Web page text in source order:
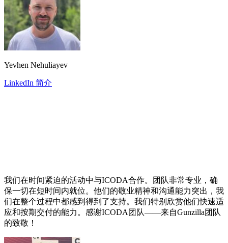
Yevhen Nehuliayev
LinkedIn 简介
我们在时间紧迫的活动中与ICODA合作。团队非常专业，确
保一切在短时间内就位。他们的敬业精神和沟通能力突出，我
们在整个过程中都感到得到了支持。我们特别欣赏他们快速适
应和按期交付的能力。感谢ICODA团队——来自Gunzilla团队
的致敬！